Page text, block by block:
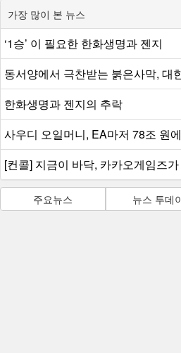
가장 많이 본 뉴스
‘1승’ 이 필요한 한화생명과 젠지
동서양에서 극찬받는 붉은사막, 대
한화생명과 젠지의 추락
사우디 오일머니, EA마저 78조 원
[컨콜] 지금이 바닥, 카카오게임즈
주요뉴스 뉴스 투데